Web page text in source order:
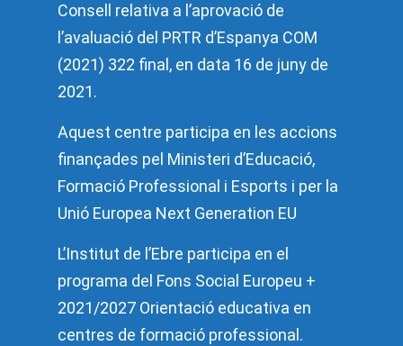
Consell relativa a l’aprovació de
l’avaluació del PRTR d’Espanya COM
(2021) 322 final, en data 16 de juny de
2021.
Aquest centre participa en les accions
finançades pel Ministeri d’Educació,
Formació Professional i Esports i per la
Unió Europea Next Generation EU
L’Institut de l’Ebre participa en el
programa del Fons Social Europeu +
2021/2027 Orientació educativa en
centres de formació professional.